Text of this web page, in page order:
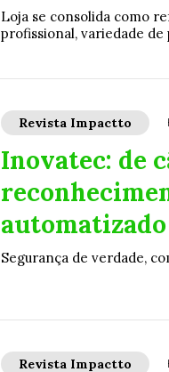
Loja se consolida como
profissional, variedade
Revista Impactto
Inovatec: de
automatizado
Segurança de verdade,
Revista Impactto